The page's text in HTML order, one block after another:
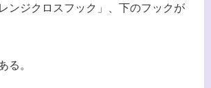
ンジクロスフック」、下のフックが
る。